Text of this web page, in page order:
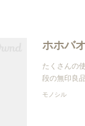
たくさんの
段の無印良
モノシル